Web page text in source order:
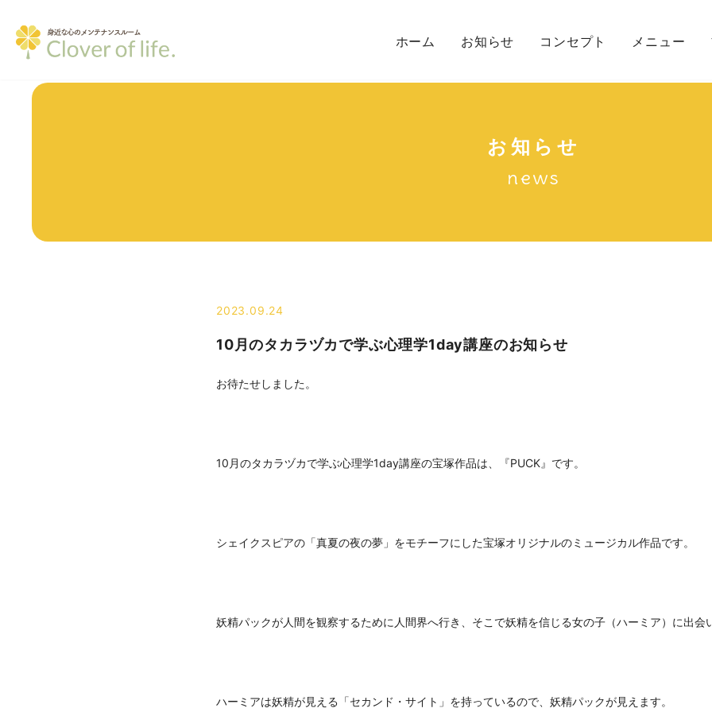
ホーム お知らせ コンセプト メニュー
お知らせ
news
2023.09.24
10月のタカラヅカで学ぶ心理学1day講座のお知らせ
お待たせしました。
10月のタカラヅカで学ぶ心理学1day講座の宝塚作品は、『PUCK』です。
シェイクスピアの「真夏の夜の夢」をモチーフにした宝塚オリジナルのミュージカル作品です。
妖精パックが人間を観察するために人間界へ行き、そこで妖精を信じる女の子（ハーミア）に出会
ハーミアは妖精が見える「セカンド・サイト」を持っているので、妖精パックが見えます。